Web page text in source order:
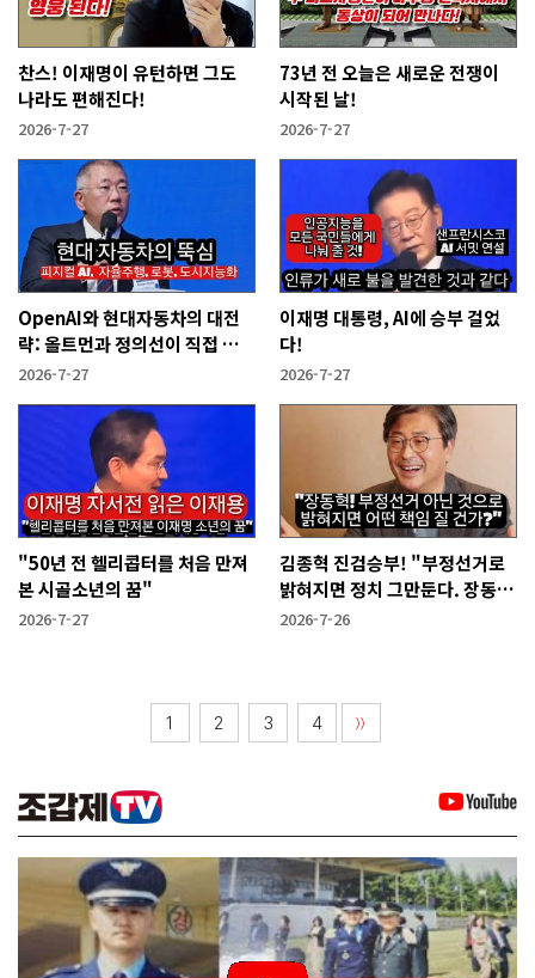
찬스! 이재명이 유턴하면 그도
나라도 편해진다!
2026-7-27
73년 전 오늘은 새로운 전쟁이
시작된 날!
2026-7-27
OpenAI와 현대자동차의 대전
략: 올트먼과 정의선이 직접 설
명한다!
2026-7-27
이재명 대통령, AI에 승부 걸었
다!
2026-7-27
"50년 전 헬리콥터를 처음 만져
본 시골소년의 꿈"
2026-7-27
김종혁 진검승부! "부정선거로
밝혀지면 정치 그만둔다. 장동혁
당신들은?"
2026-7-26
1 2 3 4 〉〉